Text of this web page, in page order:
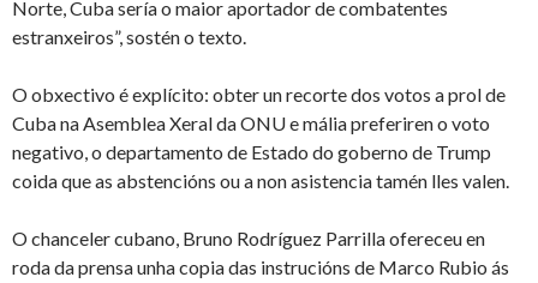
Norte, Cuba sería o maior aportador de combatentes
estranxeiros”, sostén o texto.
O obxectivo é explícito: obter un recorte dos votos a prol de
Cuba na Asemblea Xeral da ONU e mália preferiren o voto
negativo, o departamento de Estado do goberno de Trump
coida que as abstencións ou a non asistencia tamén lles valen.
O chanceler cubano, Bruno Rodríguez Parrilla ofereceu en
roda da prensa unha copia das instrucións de Marco Rubio ás